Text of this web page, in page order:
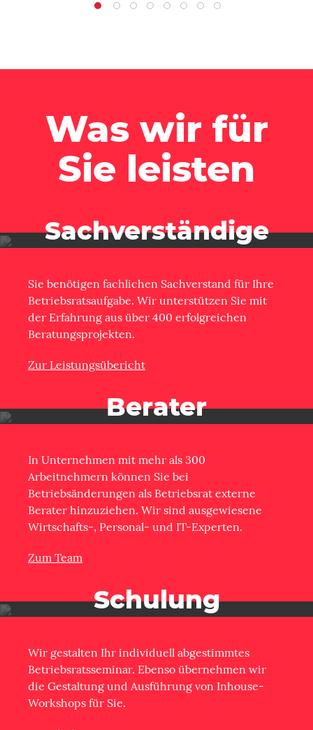
Was wir für
Sie leisten
Sachverständige
Sie benötigen fachlichen Sachverstand für Ihre
Betriebsratsaufgabe. Wir unterstützen Sie mit
der Erfahrung aus über 400 erfolgreichen
Beratungsprojekten.
Zur Leistungsübericht
Berater
In Unternehmen mit mehr als 300
Arbeitnehmern können Sie bei
Betriebsänderungen als Betriebsrat externe
Berater hinzuziehen. Wir sind ausgewiesene
Wirtschafts-, Personal- und IT-Experten.
Zum Team
Schulung
Wir gestalten Ihr individuell abgestimmtes
Betriebsratsseminar. Ebenso übernehmen wir
die Gestaltung und Ausführung von Inhouse-
Workshops für Sie.